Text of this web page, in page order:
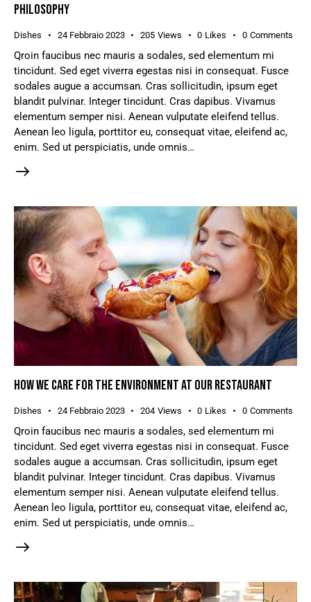
PHILOSOPHY
Dishes 24 Febbraio 2023 205 Views 0 Likes 0 Comments
Qroin faucibus nec mauris a sodales, sed elementum mi
tincidunt. Sed eget viverra egestas nisi in consequat. Fusce
sodales augue a accumsan. Cras sollicitudin, ipsum eget
blandit pulvinar. Integer tincidunt. Cras dapibus. Vivamus
elementum semper nisi. Aenean vulputate eleifend tellus.
Aenean leo ligula, porttitor eu, consequat vitae, eleifend ac,
enim. Sed ut perspiciatis, unde omnis…
HOW WE CARE FOR THE ENVIRONMENT AT OUR RESTAURANT
Dishes 24 Febbraio 2023 204 Views 0 Likes 0 Comments
Qroin faucibus nec mauris a sodales, sed elementum mi
tincidunt. Sed eget viverra egestas nisi in consequat. Fusce
sodales augue a accumsan. Cras sollicitudin, ipsum eget
blandit pulvinar. Integer tincidunt. Cras dapibus. Vivamus
elementum semper nisi. Aenean vulputate eleifend tellus.
Aenean leo ligula, porttitor eu, consequat vitae, eleifend ac,
enim. Sed ut perspiciatis, unde omnis…